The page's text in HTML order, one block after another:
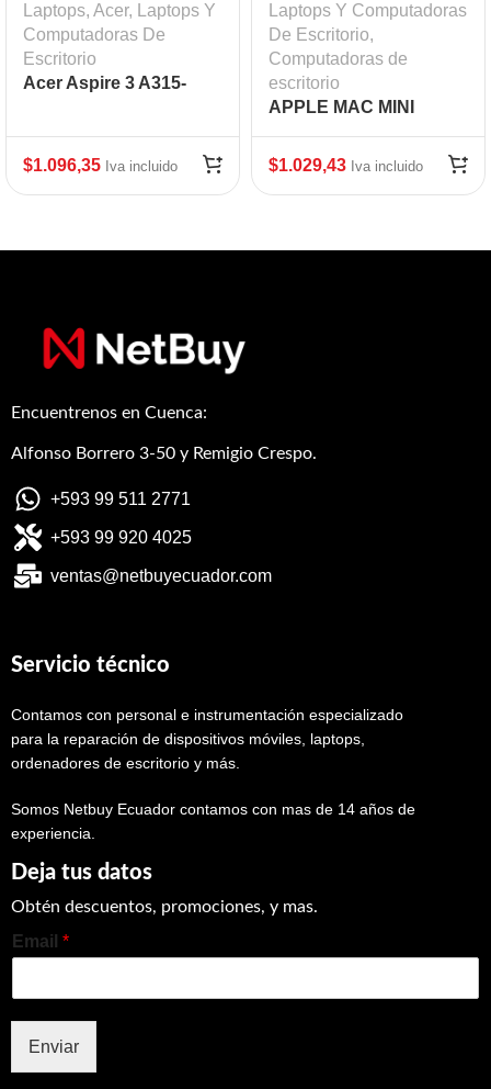
Laptops, Acer,
Laptops Y
Computadoras De
Escritorio
Acer Aspire 3 A315-
$1.096,35 Iva incluido
Laptops Y Computadoras
De Escritorio,
Computadoras de
escritorio
APPLE MAC MINI
$1.029,43 Iva incluido
Encuentrenos en Cuenca:
Alfonso Borrero 3-50 y Remigio Crespo.
+593 99 511 2771
+593 99 920 4025
ventas@netbuyecuador.com
Servicio técnico
Contamos con personal e instrumentación especializado
para la reparación de dispositivos móviles, laptops,
ordenadores de escritorio y más.
Somos Netbuy Ecuador contamos con mas de 14 años de
experiencia.
Deja tus datos
Obtén descuentos, promociones, y mas.
Email *
Enviar